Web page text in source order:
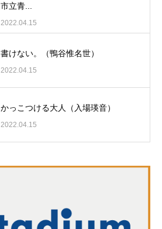
市立青...
2022.04.15
書けない。（鴨谷惟名世）
2022.04.15
かっこつける大人（入場瑛音）
2022.04.15